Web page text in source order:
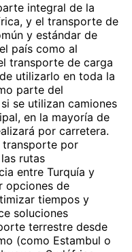
integral de la
y el transporte de
y estándar de
país como al
transporte de carga
utilizarlo en toda la
parte del
se utilizan camiones
en la mayoría de
por carretera.
transporte por
rutas
entre Turquía y
opciones de
tiempos y
soluciones
terrestre desde
(como Estambul o